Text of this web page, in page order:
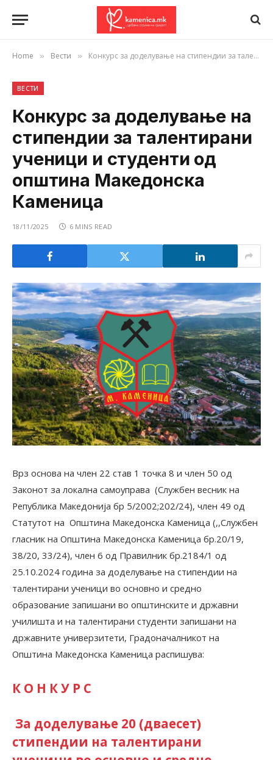
Home » Вести » Конкурс за доделување на стипендии за талентирани ученици и студенти од општина Македонска Каменица
ВЕСТИ
Конкурс за доделување на
стипендии за талентирани
ученици и студенти од
општина Македонска
Каменица
18/11/2025 6 MINS READ
Врз основа на член 22 став 1 точка 8 и член 50 од
Законот за локална самоуправа (Службен весник на
Република Македонија бр 5/2002;202/24), член 49 од
Статутот на Oпштина Македонска Каменица (,,Службен
гласник на Oпштина Македонска Каменица бр.20/19,
38/20, 33/24), член 6 од Правилник бр.2184/1 од
25.10.2024 година за доделување на стипендии на
талентирани ученици во основно и средно
образование запишани во општинските и државни
училишта и на талентирани студенти запишани на
државните универзитети, Градоначалникот на
Општина Македонска Каменица распишува:
К О Н К У Р С
За доделување 20 (дваесет)
стипендии на талентирани